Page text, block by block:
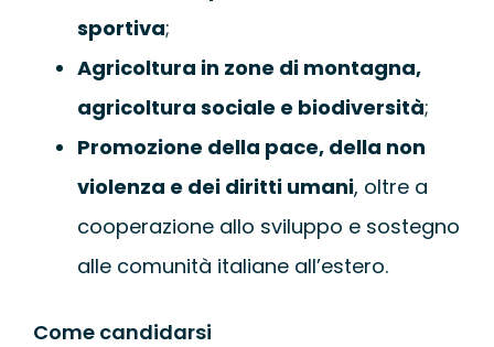
sportiva;
Agricoltura in zone di montagna,
agricoltura sociale e biodiversità;
Promozione della pace, della non
violenza e dei diritti umani, oltre a
cooperazione allo sviluppo e sostegno
alle comunità italiane all’estero.
Come candidarsi